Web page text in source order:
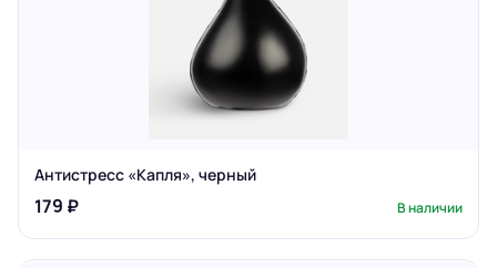
Антистресс «Капля», черный
179 ₽ В наличии